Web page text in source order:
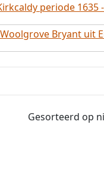
periode 1635
Bryant uit
Gesorteerd op